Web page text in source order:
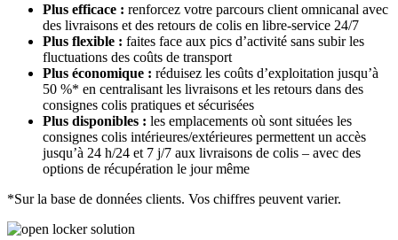
Plus efficace : renforcez votre parcours client omnicanal avec
des livraisons et des retours de colis en libre-service 24/7
Plus flexible : faites face aux pics d’activité sans subir les
fluctuations des coûts de transport
Plus économique : réduisez les coûts d’exploitation jusqu’à
50 %* en centralisant les livraisons et les retours dans des
consignes colis pratiques et sécurisées
Plus disponibles : les emplacements où sont situées les
consignes colis intérieures/extérieures permettent un accès
jusqu’à 24 h/24 et 7 j/7 aux livraisons de colis – avec des
options de récupération le jour même
*Sur la base de données clients. Vos chiffres peuvent varier.